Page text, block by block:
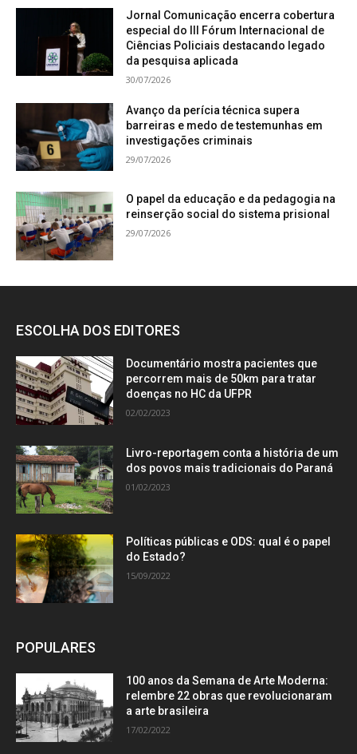
Jornal Comunicação encerra cobertura
especial do III Fórum Internacional de
Ciências Policiais destacando legado
da pesquisa aplicada
30/07/2026
Avanço da perícia técnica supera
barreiras e medo de testemunhas em
investigações criminais
29/07/2026
O papel da educação e da pedagogia na
reinserção social do sistema prisional
29/07/2026
ESCOLHA DOS EDITORES
Documentário mostra pacientes que
percorrem mais de 50km para tratar
doenças no HC da UFPR
02/02/2023
Livro-reportagem conta a história de um
dos povos mais tradicionais do Paraná
01/02/2023
Políticas públicas e ODS: qual é o papel
do Estado?
15/09/2022
POPULARES
100 anos da Semana de Arte Moderna:
relembre 22 obras que revolucionaram
a arte brasileira
17/02/2022